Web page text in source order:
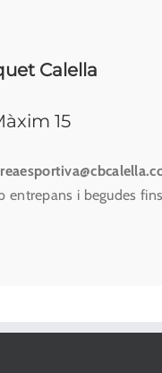
Calella
15
entrepans i begudes